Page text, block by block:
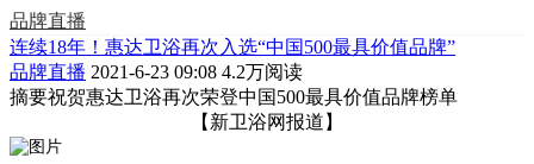
品牌直播
连续18年！惠达卫浴再次入选“中国500最具价值品牌”
品牌直播 2021-6-23 09:08 4.2万阅读
摘要祝贺惠达卫浴再次荣登中国500最具价值品牌榜单
【新卫浴网报道】